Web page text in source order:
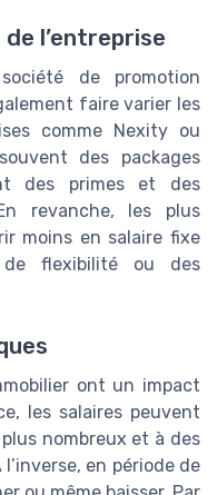
l’entreprise
de promotion
faire varier les
comme Nexity ou
des packages
des primes et des
revanche, les plus
moins en salaire fixe
de flexibilité ou des
ont un impact
les salaires peuvent
nombreux et à des
en période de